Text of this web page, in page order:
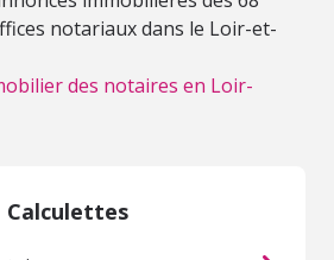
notariaux dans le Loir-et-
des notaires en Loir-
Calculettes